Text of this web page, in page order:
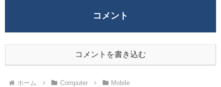
コメント
コメントを書き込む
ホーム Computer Mobile